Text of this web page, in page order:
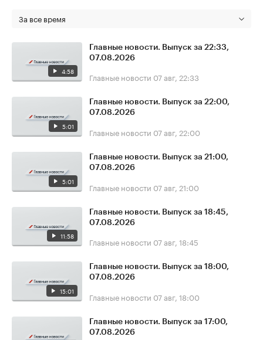
За все время
4:58
Главные новости. Выпуск за 22:33,
07.08.2026
Главные новости 07 авг, 22:33
5:01
Главные новости. Выпуск за 22:00,
07.08.2026
Главные новости 07 авг, 22:00
5:01
Главные новости. Выпуск за 21:00,
07.08.2026
Главные новости 07 авг, 21:00
11:58
Главные новости. Выпуск за 18:45,
07.08.2026
Главные новости 07 авг, 18:45
15:01
Главные новости. Выпуск за 18:00,
07.08.2026
Главные новости 07 авг, 18:00
Главные новости. Выпуск за 17:00,
07.08.2026